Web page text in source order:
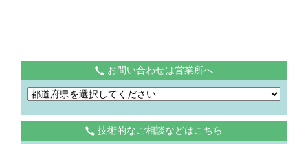
お問い合わせは営業所へ
技術的なご相談などはこちら